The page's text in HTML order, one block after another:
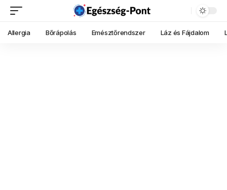
Allergia Bőrápolás Emésztőrendszer Láz és Fájdalom